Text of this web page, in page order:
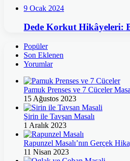
9 Ocak 2024
Dede Korkut Hikâyeleri:
Popüler
Son Eklenen
Yorumlar
Pamuk Prenses ve 7 Cüceler
15 Ağustos 2023
Şirin ile Tavşan Masalı
1 Aralık 2023
Rapunzel Masalı’nın Gerçek
11 Nisan 2023